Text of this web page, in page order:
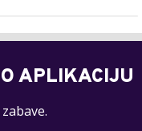
APLIKACIJU